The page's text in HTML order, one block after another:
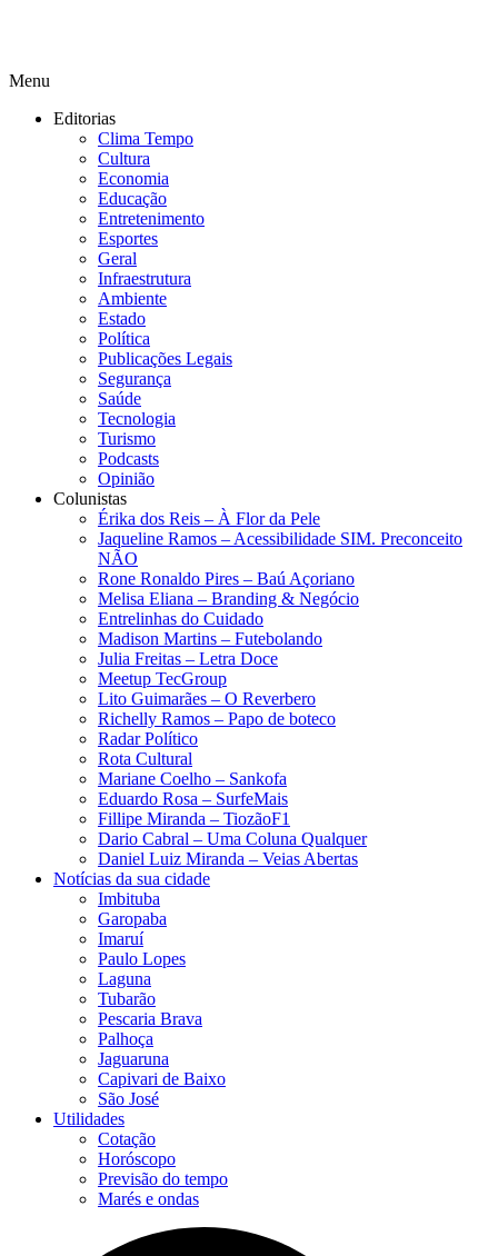
Menu
Editorias
Clima Tempo
Cultura
Economia
Educação
Entretenimento
Esportes
Geral
Infraestrutura
Ambiente
Estado
Política
Publicações Legais
Segurança
Saúde
Tecnologia
Turismo
Podcasts
Opinião
Colunistas
Érika dos Reis​ – À Flor da Pele
Jaqueline Ramos – Acessibilidade SIM. Preconceito
NÃO
Rone Ronaldo Pires – Baú Açoriano
Melisa Eliana – Branding & Negócio
Entrelinhas do Cuidado
Madison Martins – Futebolando
Julia Freitas​ – Letra Doce
Meetup TecGroup
Lito Guimarães – O Reverbero
Richelly Ramos​ – Papo de boteco
Radar Político
Rota Cultural
Mariane Coelho – Sankofa
Eduardo Rosa​ – SurfeMais
Fillipe Miranda – TiozãoF1
Dario Cabral – Uma Coluna Qualquer
Daniel Luiz Miranda – Veias Abertas
Notícias da sua cidade
Imbituba
Garopaba
Imaruí
Paulo Lopes
Laguna
Tubarão
Pescaria Brava
Palhoça
Jaguaruna
Capivari de Baixo
São José
Utilidades
Cotação
Horóscopo
Previsão do tempo
Marés e ondas